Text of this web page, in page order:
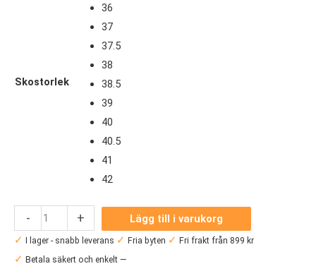
Skostorlek
36
37
37.5
38
38.5
39
40
40.5
41
42
-
Merrell
Moab
+
Lägg till i varukorg
✓
I lager - snabb leverans ✓ Fria byten ✓ Fri frakt från 899 kr
✓ Betala säkert och enkelt —